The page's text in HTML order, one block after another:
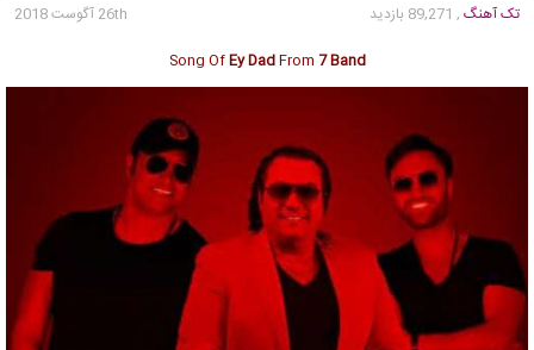
تک آهنگ , 89,271 بازدید
26th آگوست 2018
Song OfEy DadFrom 7 Band